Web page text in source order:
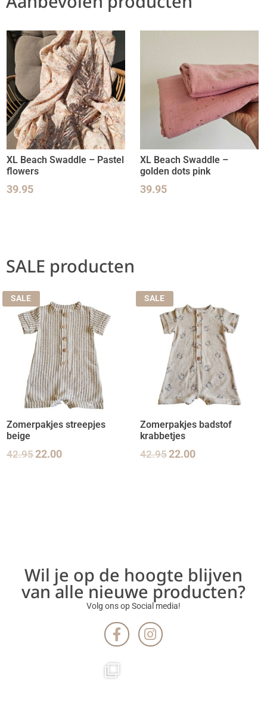
XL Beach Swaddle – Pastel
flowers
39.95
XL Beach Swaddle –
golden dots pink
39.95
SALE producten
SALE
Zomerpakjes streepjes
beige
42.9522.00
SALE
Zomerpakjes badstof
krabbetjes
42.9522.00
Wil je op de hoogte blijven
van alle nieuwe producten?
Volg ons op Social media!